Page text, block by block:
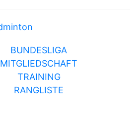
BUNDESLIGA
MITGLIEDSCHAFT
TRAINING
RANGLISTE